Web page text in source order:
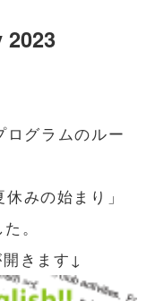
グラムのルー
みの始まり」
。
きます↓